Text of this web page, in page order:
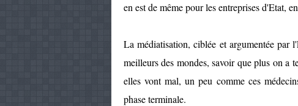
en est de même pour les entreprises d'Etat,
La médiatisation, ciblée et argumentée par
meilleurs des mondes, savoir que plus on a
elles vont mal, un peu comme ces
phase terminale.